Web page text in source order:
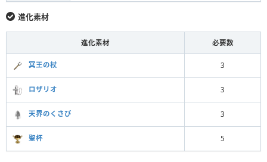
進化素材
進化素材 必要数
冥王の杖 3
ロザリオ 3
天界のくさび 3
聖杯 5